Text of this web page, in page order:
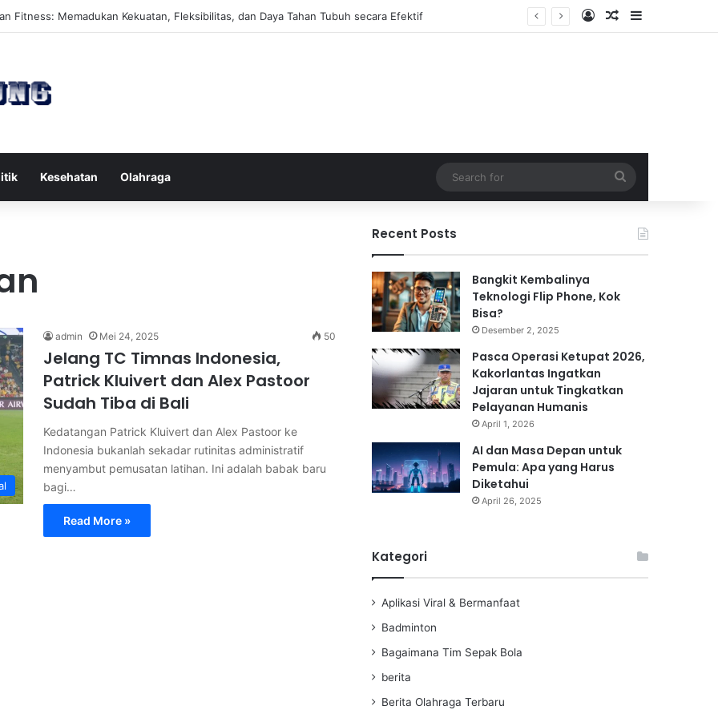
Reformer untuk Meningkatkan Kekuatan Otot Inti Secara Efektif Log InRandom Article
Sidebar
Kesehatan Olahraga
for
admin Mei 24, 2025 50
Jelang TC Timnas Indonesia,
Patrick Kluivert dan Alex Pastoor
Sudah Tiba di Bali
Kedatangan Patrick Kluivert dan Alex Pastoor ke
Indonesia bukanlah sekadar rutinitas administratif
menyambut pemusatan latihan. Ini adalah babak baru
bagi…
Read More »
Recent Posts
Bangkit Kembalinya
Teknologi Flip Phone, Kok
Bisa?
Desember 2, 2025
Pasca Operasi Ketupat 2026,
Kakorlantas Ingatkan
Jajaran untuk Tingkatkan
Pelayanan Humanis
April 1, 2026
AI dan Masa Depan untuk
Pemula: Apa yang Harus
Diketahui
April 26, 2025
Kategori
Aplikasi Viral & Bermanfaat
Badminton
Bagaimana Tim Sepak Bola
berita
Berita Olahraga Terbaru